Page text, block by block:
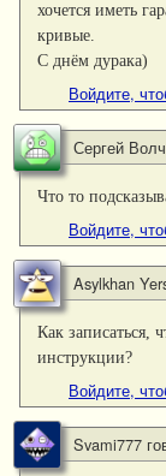
хочется иметь
кривые.
С днём дурака)
Войдите,
Сергей
Что то
Войдите,
Asylkhan
Как записаться,
инструкции?
Войдите,
Svami777